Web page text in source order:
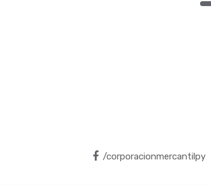
/corporacionmercantilpy